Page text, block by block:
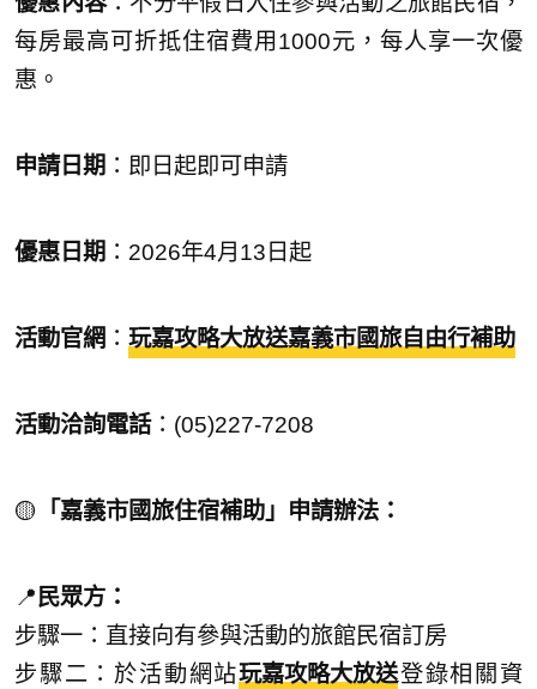
每房最高可折抵住宿費用1000元，每人享一次優
惠。
申請日期 ：即日起即可申請
優惠日期 ：2026年4月13日起
活動官網 ： 玩嘉攻略大放送嘉義市國旅自由行補助
活動洽詢電話：(05)227-7208
🟡 「嘉義市國旅住宿補助」申請辦法：
📍 民眾方：
步驟一：直接向有參與活動的旅館民宿訂房
步驟二：於活動網站玩嘉攻略大放送登錄相關資